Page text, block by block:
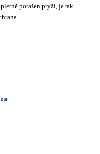
potažen pryží, je tak